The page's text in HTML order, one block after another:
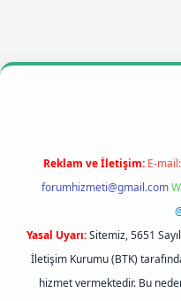
Reklam ve İletişim: E-mail:
forumhizmeti@gmail.com
Yasal Uyarı:Sitemiz, 5651
İletişim Kurumu (BTK)
hizmet vermektedir. Bu